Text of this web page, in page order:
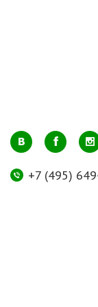
+7 (495)